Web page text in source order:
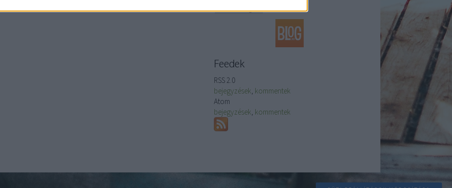
Feedek
RSS 2.0
bejegyzések, kommentek
Atom
bejegyzések, kommentek